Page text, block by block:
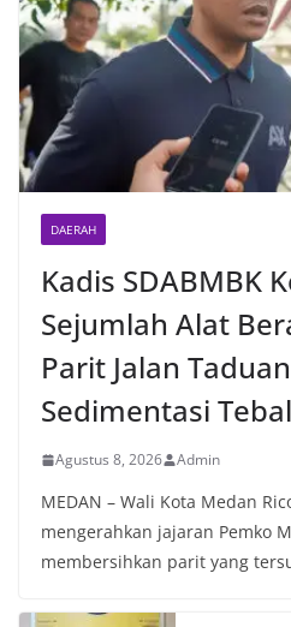
DAERAH
Kadis SDABMBK
Sejumlah Alat
Parit Jalan
Sedimentasi Tebal
Agustus 8, 2026 Admin
MEDAN – Wali Kota Medan
mengerahkan jajaran Pemko
membersihkan parit yang